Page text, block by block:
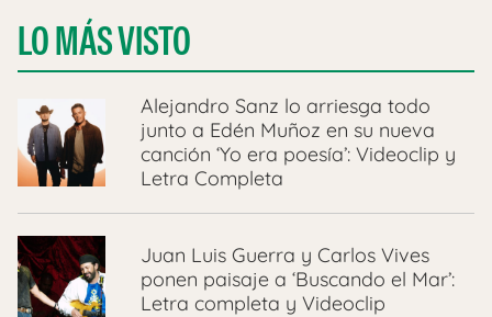
LO MÁS VISTO
Alejandro Sanz lo arriesga todo
junto a Edén Muñoz en su nueva
canción ‘Yo era poesía’: Videoclip y
Letra Completa
Juan Luis Guerra y Carlos Vives
ponen paisaje a ‘Buscando el Mar’:
Letra completa y Videoclip